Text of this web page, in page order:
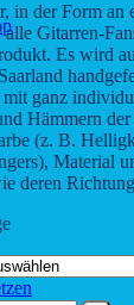
in der Form an
Gitarren-
Es wird
ganz
Hämmern
(z. B.
Material
deren